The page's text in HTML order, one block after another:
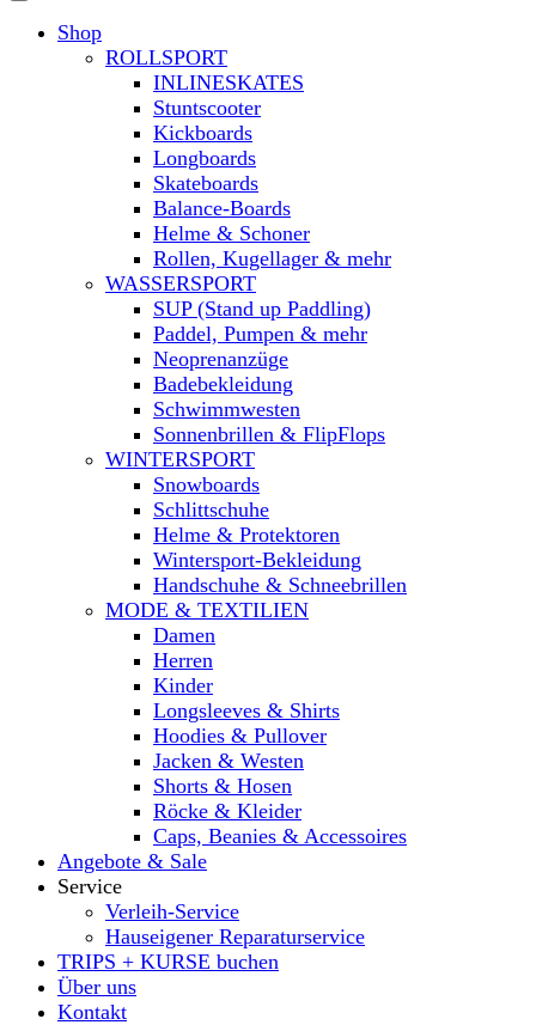
Shop
ROLLSPORT
INLINESKATES
Stuntscooter
Kickboards
Longboards
Skateboards
Balance-Boards
Helme & Schoner
Rollen, Kugellager & mehr
WASSERSPORT
SUP (Stand up Paddling)
Paddel, Pumpen & mehr
Neoprenanzüge
Badebekleidung
Schwimmwesten
Sonnenbrillen & FlipFlops
WINTERSPORT
Snowboards
Schlittschuhe
Helme & Protektoren
Wintersport-Bekleidung
Handschuhe & Schneebrillen
MODE & TEXTILIEN
Damen
Herren
Kinder
Longsleeves & Shirts
Hoodies & Pullover
Jacken & Westen
Shorts & Hosen
Röcke & Kleider
Caps, Beanies & Accessoires
Angebote & Sale
Service
Verleih-Service
Hauseigener Reparaturservice
TRIPS + KURSE buchen
Über uns
Kontakt